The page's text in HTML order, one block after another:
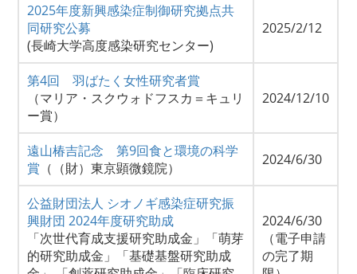
2025年度新興感染症制御研究拠点共
同研究公募
(長崎大学高度感染研究センター)
2025/2/12
第4回 羽ばたく女性研究者賞
（マリア・スクウォドフスカ＝キュリ
ー賞）
2024/12/10
遠山椿吉記念 第9回食と環境の科学
賞 （（財）東京顕微鏡院） 2024/6/30
公益財団法人 シオノギ感染症研究振
興財団 2024年度研究助成
「次世代育成支援研究助成金」「萌芽
的研究助成金」「基礎基盤研究助成
2024/6/30
（電子申請
の完了期